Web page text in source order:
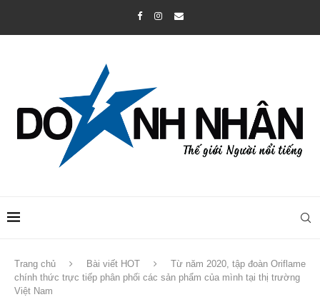
Trang chủ Bài viết HOT
Từ năm 2020, tập đoàn Oriflame
chính thức trực tiếp phân phối các sản phẩm của mình tại thị trường
Việt Nam